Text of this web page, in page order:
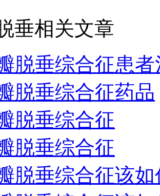
垂相关文章
脱垂综合征患
脱垂综合征药品
脱垂综合征
脱垂综合征
脱垂综合征该